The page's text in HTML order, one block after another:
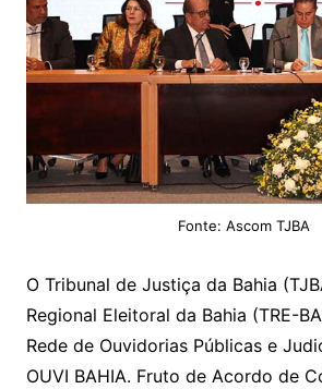
Fonte: Ascom TJBA
O Tribunal de Justiça da Bahia
Regional Eleitoral da Bahia (TRE-
Rede de Ouvidorias Públicas e
OUVI BAHIA. Fruto de Acordo de